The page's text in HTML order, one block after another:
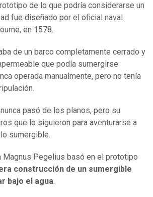
de lo que podría considerarse un
fue diseñado por el oficial naval
en 1578.
de un barco completamente cerrado y
que podía sumergirse
operada manualmente, pero no tenía
pasó de los planos, pero su
que lo siguieron para aventurarse a
sumergible.
Magnus Pegelius basó en el prototipo
construcción de un sumergible
bajo el agua.